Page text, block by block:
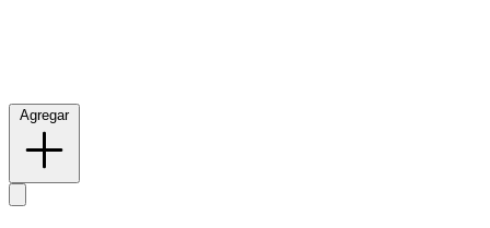
Agregar